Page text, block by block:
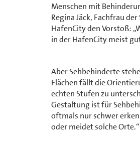
Menschen mit
Regina Jäck, Fachfrau
HafenCity den Vorstoß:
in der HafenCity meist
Aber Sehbehinderte
Flächen fällt die
echten Stufen zu
Gestaltung ist für
oftmals nur schwer
oder meidet solche Orte.“